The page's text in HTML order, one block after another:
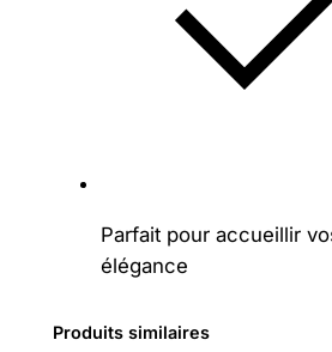
Parfait pour accueillir
élégance
Produits similaires